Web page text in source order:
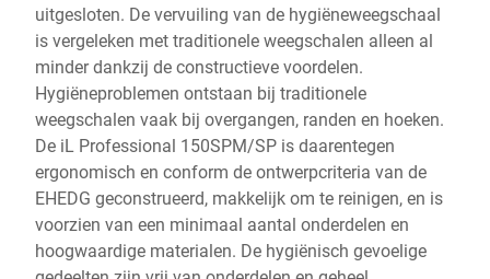
uitgesloten. De vervuiling van de hygiëneweegschaal
is vergeleken met traditionele weegschalen alleen al
minder dankzij de constructieve voordelen.
Hygiëneproblemen ontstaan bij traditionele
weegschalen vaak bij overgangen, randen en hoeken.
De iL Professional 150SPM/SP is daarentegen
ergonomisch en conform de ontwerpcriteria van de
EHEDG geconstrueerd, makkelijk om te reinigen, en is
voorzien van een minimaal aantal onderdelen en
hoogwaardige materialen. De hygiënisch gevoelige